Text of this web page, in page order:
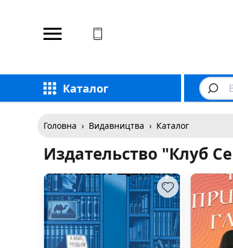
Каталог
Головна › Видавництва › Каталог
Издательство "Клуб